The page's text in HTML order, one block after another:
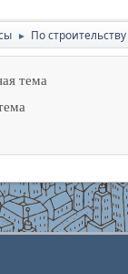
► По строительству
тема